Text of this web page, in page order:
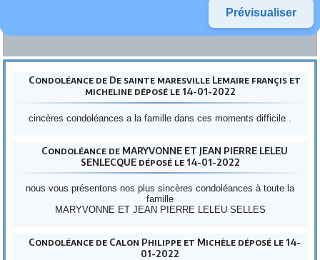
Condoléance de De sainte maresville Lemaire françis et
micheline déposé le 14-01-2022
cincères condoléances a la famille dans ces moments difficile .
Condoléance de MARYVONNE ET JEAN PIERRE LELEU
SENLECQUE déposé le 14-01-2022
nous vous présentons nos plus sincères condoléances à toute la
famille
MARYVONNE ET JEAN PIERRE LELEU SELLES
Condoléance de Calon Philippe et Michèle déposé le 14-
01-2022